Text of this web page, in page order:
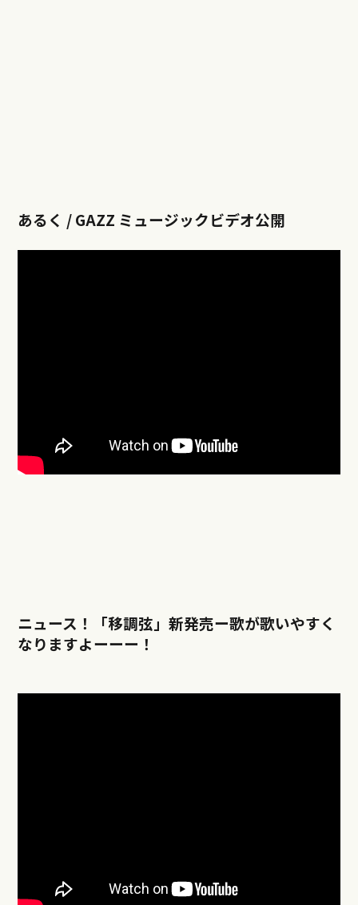
あるく / GAZZ ミュージックビデオ公開
ニュース！「移調弦」新発売ー歌が歌いやすく
なりますよーーー！